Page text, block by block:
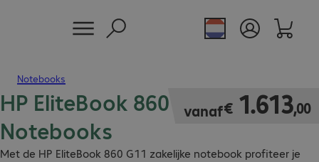
Notebooks
HP EliteBook 860 G11
Notebooks
Met de HP EliteBook 860 G11 zakelijke notebook profiteer je
vanaf€ 1.613,00
€ 1.613,00